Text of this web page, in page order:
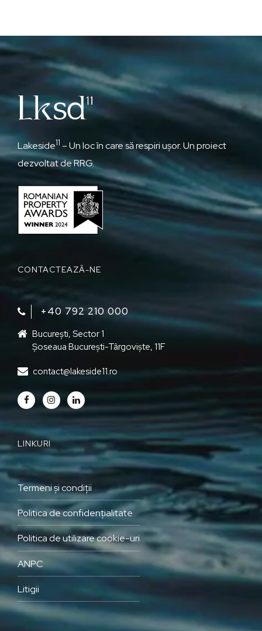
Lakeside11 – Un loc în care să respiri ușor. Un proiect
dezvoltat de RRG.
CONTACTEAZĂ-NE
+40 792 210 000‬
București, Sector 1
Șoseaua București-Târgoviște, 11F
contact@lakeside11.ro
LINKURI
Termeni și condiții
Politica de confidențialitate
Politica de utilizare cookie-uri
ANPC
Litigii